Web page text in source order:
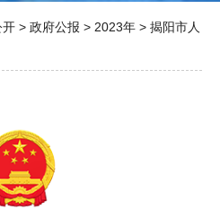
开 > 政府公报 > 2023年 > 揭阳市人